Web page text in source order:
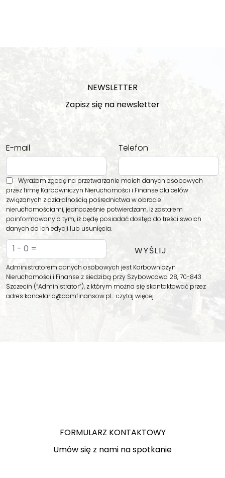
NEWSLETTER
Zapisz się na newsletter
E-mail Telefon
Wyrażam zgodę na przetwarzanie moich danych osobowych
przez firmę Karbowniczyn Nieruchomości i Finanse dla celów
związanych z działalnością pośrednictwa w obrocie
nieruchomościami, jednocześnie potwierdzam, iż zostałem
poinformowany o tym, iż będę posiadać dostęp do treści swoich
danych do ich edycji lub usunięcia.
Administratorem danych osobowych jest Karbowniczyn
Nieruchomości i Finanse z siedzibą przy Szybowcowa 28, 70-843
Szczecin (“Administrator”), z którym można się skontaktować przez
adres kancelaria@domfinansow.pl…czytaj więcej
FORMULARZ KONTAKTOWY
Umów się z nami na spotkanie